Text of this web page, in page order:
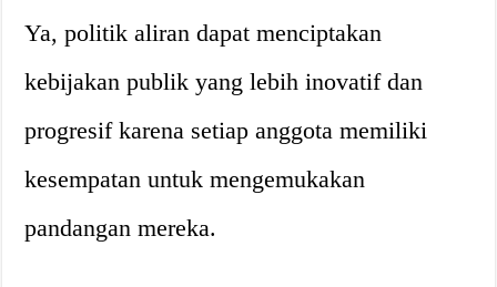
Ya, politik aliran dapat menciptakan
kebijakan publik yang lebih inovatif dan
progresif karena setiap anggota memiliki
kesempatan untuk mengemukakan
pandangan mereka.